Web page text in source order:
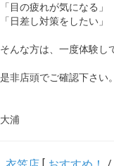
「目の疲れが気になる」
「日差し対策をしたい」
そんな方は、一度体験し
是非店頭でご確認下さい。
大浦